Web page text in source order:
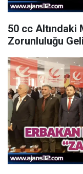
50 cc
Zorunluluğu